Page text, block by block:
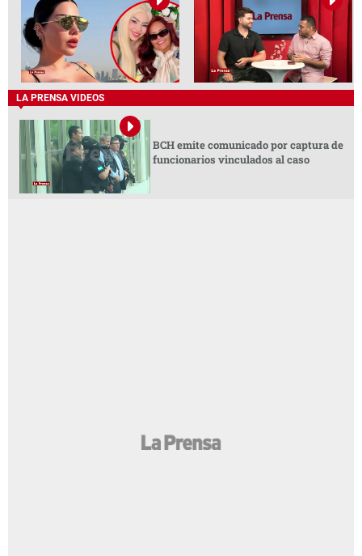
LA PRENSA VIDEOS
BCH emite comunicado por captura de
funcionarios vinculados al caso